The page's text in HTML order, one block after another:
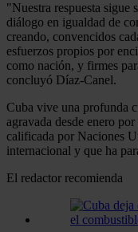
"Nuestra respuesta sigue
diálogo en igualdad de
creando, convencidos
esfuerzos propios por
como nación, y firmes
concluyó Díaz-Canel.
Cuba vive una profunda
agravada desde enero
calificada por Naciones
internacional y que ha
El redactor recomienda